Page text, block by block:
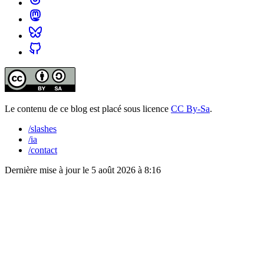
Le contenu de ce blog est placé sous licence CC By-Sa.
/slashes
/ia
/contact
Dernière mise à jour le 5 août 2026 à 8:16